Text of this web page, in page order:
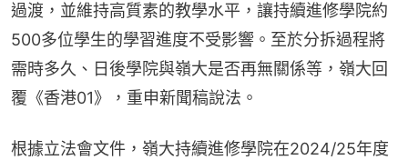
過渡，並維持高質素的教學水平，讓持續進修學院約
500多位學生的學習進度不受影響。至於分拆過程將
需時多久、日後學院與嶺大是否再無關係等，嶺大回
覆《香港01》，重申新聞稿說法。
根據立法會文件，嶺大持續進修學院在2024/25年度